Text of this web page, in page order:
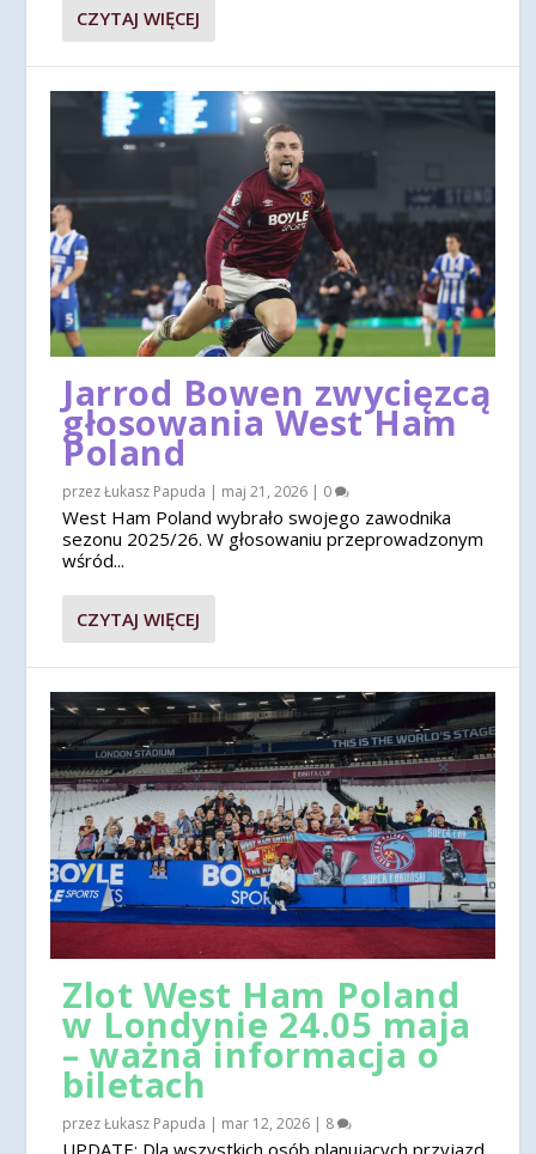
CZYTAJ WIĘCEJ
Jarrod Bowen zwycięzcą
głosowania West Ham
Poland
przezŁukasz Papuda | maj 21, 2026 | 0
West Ham Poland wybrało swojego zawodnika
sezonu 2025/26. W głosowaniu przeprowadzonym
wśród...
CZYTAJ WIĘCEJ
Zlot West Ham Poland
w Londynie 24.05 maja
– ważna informacja o
biletach
przezŁukasz Papuda | mar 12, 2026 | 8
UPDATE: Dla wszystkich osób planujących przyjazd